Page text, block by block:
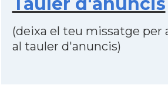
(deixa el teu missatge per
al tauler d'anuncis)